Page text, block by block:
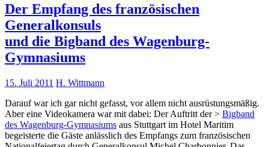
Der Empfang des französischen
Generalkonsuls
und die Bigband des Wagenburg-
Gymnasiums
15. Juli 2011 H. Wittmann
Darauf war ich gar nicht gefasst, vor allem nicht ausrüstungsmäßig.
Aber eine Videokamera war mit dabei: Der Auftritt der > Bigband
des Wagenburg-Gymnasiums aus Stuttgart im Hotel Maritim
begeisterte die Gäste anlässlich des Empfangs zum französischen